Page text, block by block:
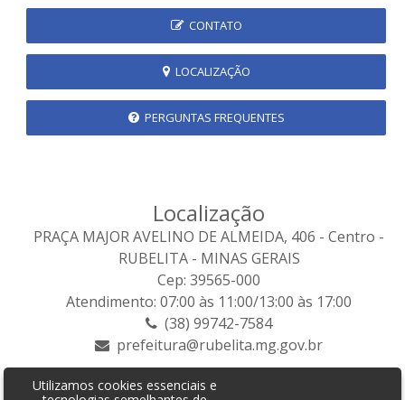
CONTATO
LOCALIZAÇÃO
PERGUNTAS FREQUENTES
Localização
PRAÇA MAJOR AVELINO DE ALMEIDA, 406 - Centro -
RUBELITA - MINAS GERAIS
Cep: 39565-000
Atendimento: 07:00 às 11:00/13:00 às 17:00
(38) 99742-7584
prefeitura@rubelita.mg.gov.br
Utilizamos cookies essenciais e